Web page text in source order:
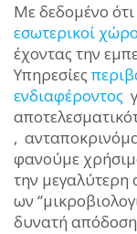
Με δεδομένο ότι
εσωτερικοί
έχοντας την
Υπηρεσίες
ενδιαφέροντος
,
φανούμε
την μεγαλύτερη
ων
δυνατή